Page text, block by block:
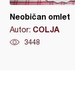
Neobičan omlet
Autor: COLJA
3448